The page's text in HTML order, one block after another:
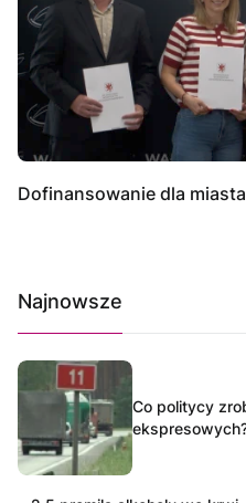
Dofinansowanie dla
Najnowsze
Co politycy